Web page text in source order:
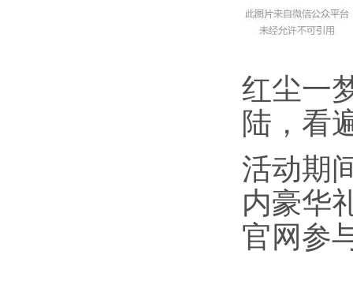
红尘一
陆，看
活动期
内豪华
官网参